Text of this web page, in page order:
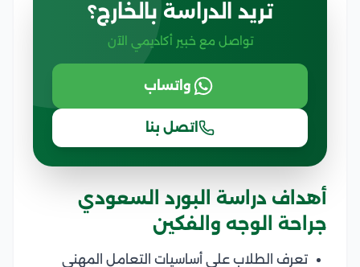
تريد الدراسة بالخارج؟
تواصل مع خبير أكاديمي الآن
واتساب
اتصل بنا
أهداف دراسة البورد السعودي
جراحة الوجه والفكين
تعرف الطلاب على أساسيات التعامل المهني